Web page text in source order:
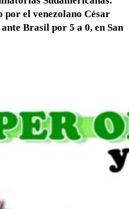
por el venezolano César
Brasil por 5 a 0, en San